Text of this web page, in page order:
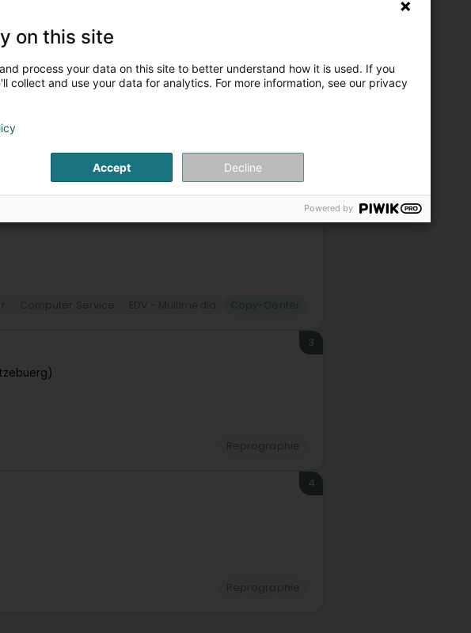
améliorons l’expérience de travail de vos
3
4
on this site
process your data on this site to better understand how it is used. If you
collect and use your data for analytics. For more information, see our privacy
Accept Decline
Powered by